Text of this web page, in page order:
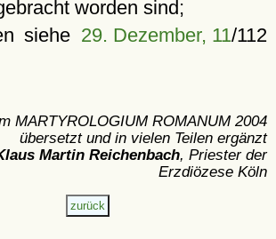
worden sind;
siehe 29. Dezember, 11/112
MARTYROLOGIUM ROMANUM 2004
übersetzt und in vielen Teilen ergänzt
Martin Reichenbach, Priester der
Erzdiözese Köln